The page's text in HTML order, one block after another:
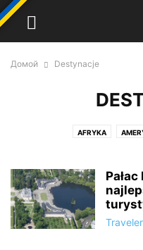
Домой Destynacje
AFRYKA
Traveler